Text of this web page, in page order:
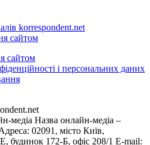
korrespondent.net
сайтом
сайтом
і персональних даних
медіа Назва онлайн-медіа –
02091, місто Київ,
172-Б, офіс 208/1 E-mail: